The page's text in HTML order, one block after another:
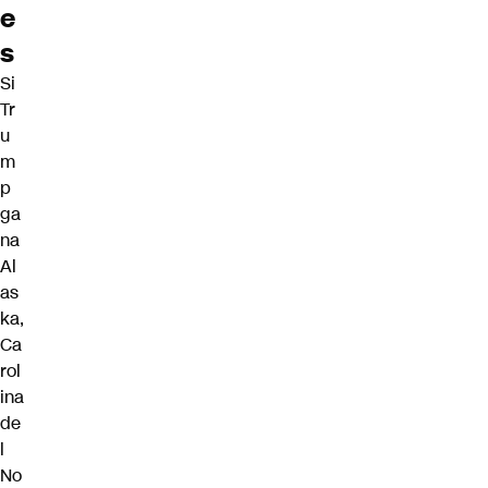
e
s
Si
Tr
u
m
p
ga
na
Al
as
ka,
Ca
rol
ina
de
l
No